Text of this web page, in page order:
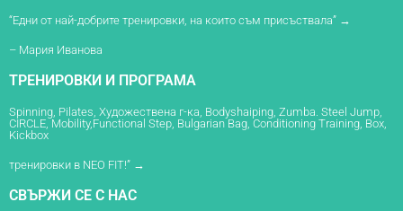
“Едни от най-добрите тренировки, на които съм присъствала” →
– Мария Иванова
ТРЕНИРОВКИ И ПРОГРАМА
Spinning, Pilates, Художествена г-ка, Bodyshaiping, Zumba. Steel Jump,
CIRCLE, Mobility,Functional Step, Bulgarian Bag, Conditioning Training, Box,
Kickbox
тренировки в NEO FIT!” →
СВЪРЖИ СЕ С НАС